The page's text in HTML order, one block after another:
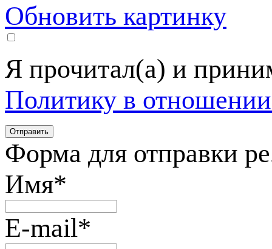
Обновить картинку
Я прочитал(а) и
Политику в
Форма для отправки
Имя*
E-mail*